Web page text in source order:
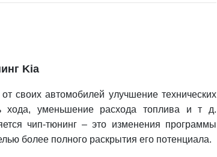
Kia
своих автомобилей улучшение технических
хода, уменьшение расхода топлива и т д.
чип-тюнинг – это изменения программы
более полного раскрытия его потенциала.